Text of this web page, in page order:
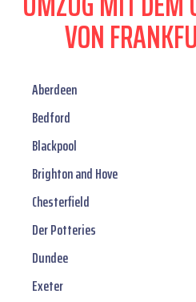
VON
Aberdeen
Bedford
Blackpool
Brighton and Hove
Chesterfield
Der Potteries
Dundee
Exeter